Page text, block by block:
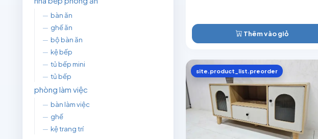
— bàn ăn
— ghế ăn
— bộ bàn ăn
— kệ bếp
— tủ bếp mini
— tủ bếp
phòng làm việc
— bàn làm việc
— ghế
— kệ trang trí
Thêm vào giỏ
site.product_list.preorder